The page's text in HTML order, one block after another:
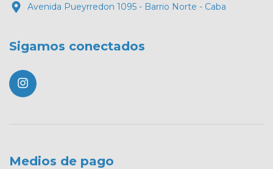
Avenida Pueyrredon 1095 - Barrio Norte - Caba
Sigamos conectados
Medios de pago